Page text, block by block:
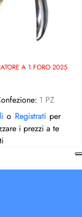
A 1 FORO 2025
1 PZ
o Registrati per
i prezzi a te